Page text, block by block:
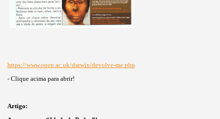
https://www.open.ac.uk/darwin/devolve-me.php
- Clique acima para abrir!
Artigo: